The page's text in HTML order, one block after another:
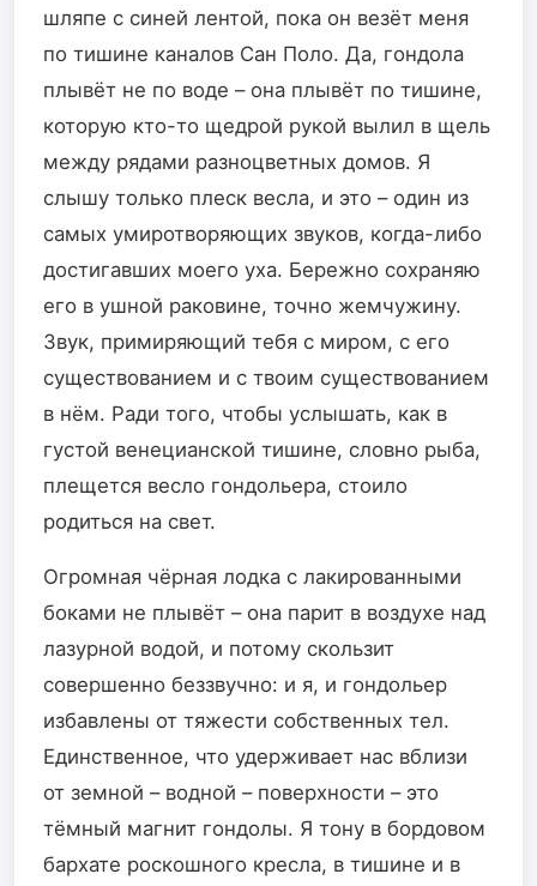
шляпе с синей лентой, пока он везёт меня
по тишине каналов Сан Поло. Да, гондола
плывёт не по воде – она плывёт по тишине,
которую кто-то щедрой рукой вылил в щель
между рядами разноцветных домов. Я
слышу только плеск весла, и это – один из
самых умиротворяющих звуков, когда-либо
достигавших моего уха. Бережно сохраняю
его в ушной раковине, точно жемчужину.
Звук, примиряющий тебя с миром, с его
существованием и с твоим существованием
в нём. Ради того, чтобы услышать, как в
густой венецианской тишине, словно рыба,
плещется весло гондольера, стоило
родиться на свет.
Огромная чёрная лодка с лакированными
боками не плывёт – она парит в воздухе над
лазурной водой, и потому скользит
совершенно беззвучно: и я, и гондольер
избавлены от тяжести собственных тел.
Единственное, что удерживает нас вблизи
от земной – водной – поверхности – это
тёмный магнит гондолы. Я тону в бордовом
бархате роскошного кресла, в тишине и в